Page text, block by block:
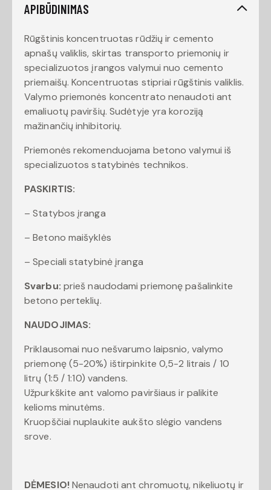
APIBŪDINIMAS
Rūgštinis koncentruotas rūdžių ir cemento
apnašų valiklis, skirtas transporto priemonių ir
specializuotos įrangos valymui nuo cemento
priemaišų. Koncentruotas stipriai rūgštinis valiklis.
Valymo priemonės koncentrato nenaudoti ant
emaliuotų paviršių. Sudėtyje yra koroziją
mažinančių inhibitorių.
Priemonės rekomenduojama betono valymui iš
specializuotos statybinės technikos.
PASKIRTIS:
– Statybos įranga
– Betono maišyklės
– Speciali statybinė įranga
Svarbu: prieš naudodami priemonę pašalinkite
betono perteklių.
NAUDOJIMAS:
Priklausomai nuo nešvarumo laipsnio, valymo
priemonę (5-20%) ištirpinkite 0,5-2 litrais / 10
litrų (1:5 / 1:10) vandens.
Užpurkškite ant valomo paviršiaus ir palikite
kelioms minutėms.
Kruopščiai nuplaukite aukšto slėgio vandens
srove.
DĖMESIO!Nenaudoti ant chromuotų, nikeliuotų ir